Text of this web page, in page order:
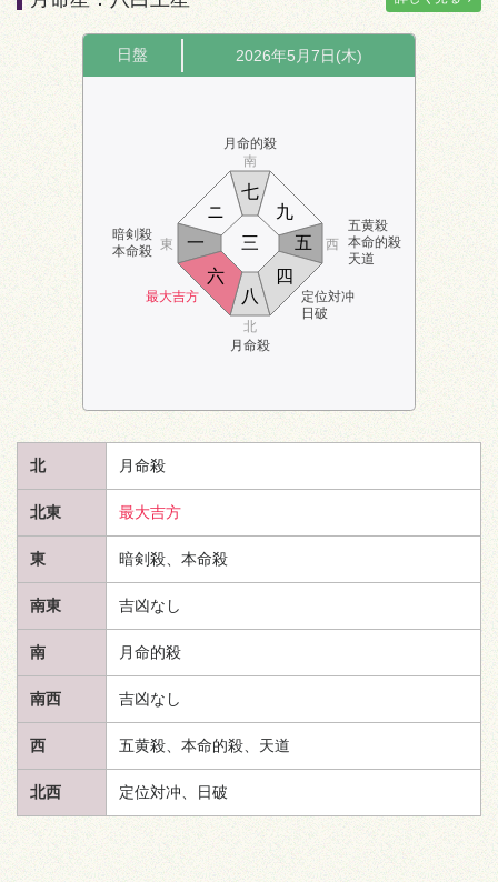
日盤 2026年5月7日(木)
月命的殺
暗剣殺
本命殺
五黄殺
本命的殺
天道
最大吉方
月命殺
定位対冲
日破
南
北
東 西
八
九
一
ニ
三
四
五
六
七
北 月命殺
北東 最大吉方
東 暗剣殺、本命殺
南東 吉凶なし
南 月命的殺
南西 吉凶なし
西 五黄殺、本命的殺、 天道
北西 定位対冲、日破